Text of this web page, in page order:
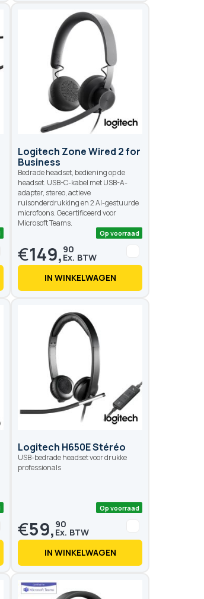
Op voorraad
Op voorraad
Logitech Zone Wired 2 for
Business
Bedrade headset, bediening op de
headset. USB-C-kabel met USB-A-
adapter, stereo, actieve
ruisonderdrukking en 2 AI-gestuurde
microfoons. Gecertificeerd voor
Microsoft Teams.
€149, 90
IN WINKELWAGEN
Logitech H650E Stéréo
USB-bedrade headset voor drukke
professionals
€59, 90
IN WINKELWAGEN